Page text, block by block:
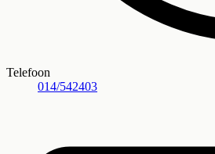
Telefoon
014/542403